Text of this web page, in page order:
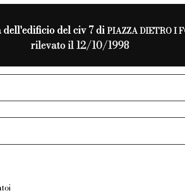
del civ 7 diPIAZZA DIETRO I
rilevato il 12/10/1998